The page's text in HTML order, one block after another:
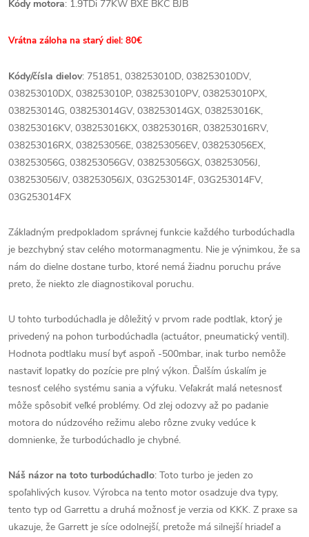
Kódy motora: 1.9TDi 77KW BXE BKC BJB
Vrátna záloha na starý diel: 80€
Kódy/čísla dielov: 751851, 038253010D, 038253010DV,
038253010DX, 038253010P, 038253010PV, 038253010PX,
038253014G, 038253014GV, 038253014GX, 038253016K,
038253016KV, 038253016KX, 038253016R, 038253016RV,
038253016RX, 038253056E, 038253056EV, 038253056EX,
038253056G, 038253056GV, 038253056GX, 038253056J,
038253056JV, 038253056JX, 03G253014F, 03G253014FV,
03G253014FX
Základným predpokladom správnej funkcie každého turbodúchadla
je bezchybný stav celého motormanagmentu. Nie je výnimkou, že sa
nám do dielne dostane turbo, ktoré nemá žiadnu poruchu práve
preto, že niekto zle diagnostikoval poruchu.
U tohto turbodúchadla je dôležitý v prvom rade podtlak, ktorý je
privedený na pohon turbodúchadla (actuátor, pneumatický ventil).
Hodnota podtlaku musí byť aspoň -500mbar, inak turbo nemôže
nastaviť lopatky do pozície pre plný výkon. Ďalším úskalím je
tesnosť celého systému sania a výfuku. Veľakrát malá netesnosť
môže spôsobiť veľké problémy. Od zlej odozvy až po padanie
motora do núdzového režimu alebo rôzne zvuky vedúce k
domnienke, že turbodúchadlo je chybné.
Náš názor na toto turbodúchadlo: Toto turbo je jeden zo
spoľahlivých kusov. Výrobca na tento motor osadzuje dva typy,
tento typ od Garrettu a druhá možnosť je verzia od KKK. Z praxe sa
ukazuje, že Garrett je síce odolnejší, pretože má silnejší hriadeľ a